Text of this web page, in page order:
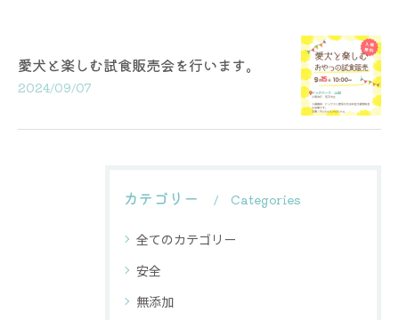
愛犬と楽しむ試食販売会を行います。
2024/09/07
カテゴリー Categories
全てのカテゴリー
安全
無添加